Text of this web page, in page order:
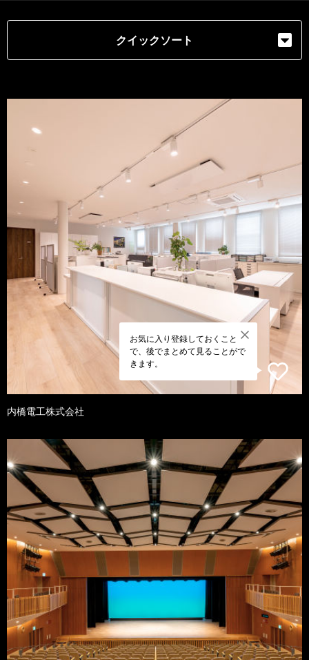
クイックソート
お気に入り登録しておくこと
で、後でまとめて見ることがで
きます。
内橋電工株式会社